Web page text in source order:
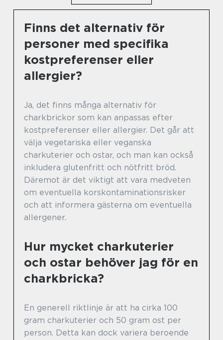
Finns det alternativ för
personer med specifika
kostpreferenser eller
allergier?
Ja, det finns många alternativ för
charkbrickor som kan anpassas efter
kostpreferenser eller allergier. Det går att
välja vegetariska eller veganska
charkuterier och ostar, och man kan också
inkludera glutenfritt och nötfritt bröd.
Däremot är det viktigt att vara medveten
om eventuella korskontaminationsrisker
och att informera gästerna om eventuella
allergener.
Hur mycket charkuterier
och ostar behöver jag för en
charkbricka?
En generell riktlinje är att ha cirka 100
gram charkuterier och 50 gram ost per
person. Detta kan dock variera beroende